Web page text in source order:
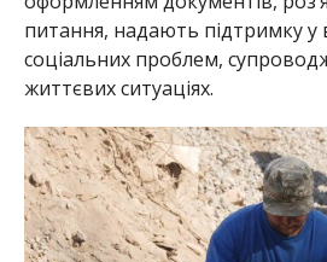
питання, надають підтримку у
соціальних проблем,
життєвих ситуаціях.